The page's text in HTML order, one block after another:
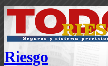
Riesgo